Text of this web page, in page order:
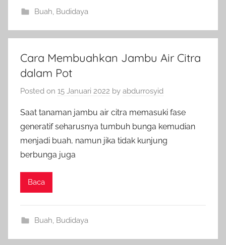
Buah, Budidaya
Cara Membuahkan Jambu Air Citra
dalam Pot
Posted on 15 Januari 2022 by abdurrosyid
Saat tanaman jambu air citra memasuki fase
generatif seharusnya tumbuh bunga kemudian
menjadi buah, namun jika tidak kunjung
berbunga juga
Baca
Buah Budidaya